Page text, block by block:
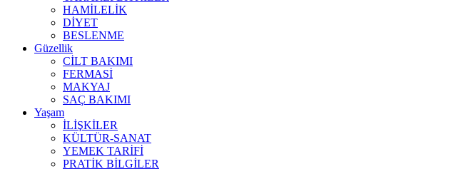
HAMİLELİK
DİYET
BESLENME
Güzellik
CİLT BAKIMI
FERMASİ
MAKYAJ
SAÇ BAKIMI
Yaşam
İLİŞKİLER
KÜLTÜR-SANAT
YEMEK TARİFİ
PRATİK BİLGİLER